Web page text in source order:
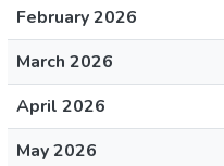
February 2026
March 2026
April 2026
May 2026